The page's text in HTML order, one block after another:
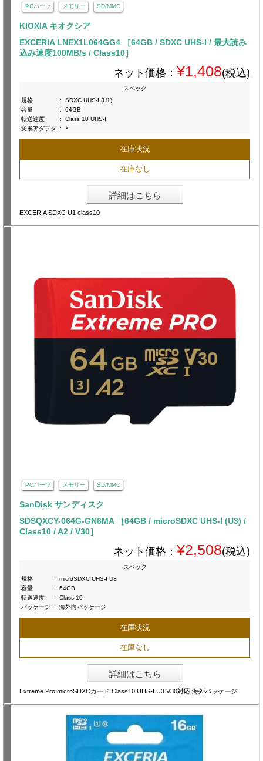
PCパーツ メモリー SD/MMC
KIOXIA キオクシア
EXCERIA LNEX1L064GG4 ［64GB / SDXC UHS-I / 最大読み
込み速度100MB/s / Class10］
ネット価格： ¥1,408(税込)
スペック
規格
:
SDXC UHS-I (U1)
容量
:
64GB
転送速度
:
Class 10 UHS-I
変換アダプタ
: ×
在庫状況
在庫なし
詳細はこちら
EXCERIA SDXC U1 class10
PCパーツ メモリー SD/MMC
SanDisk サンディスク
SDSQXCY-064G-GN6MA ［64GB / microSDXC UHS-I (U3) /
Class10 / A2 / V30］
ネット価格： ¥2,508(税込)
スペック
規格
:
microSDXC UHS-I U3
容量
:
64GB
転送速度
:
Class 10
パッケージ
: 海外向パッケージ
在庫状況
在庫なし
詳細はこちら
Extreme Pro microSDXCカード Class10 UHS-I U3 V30対応 海外パッケージ